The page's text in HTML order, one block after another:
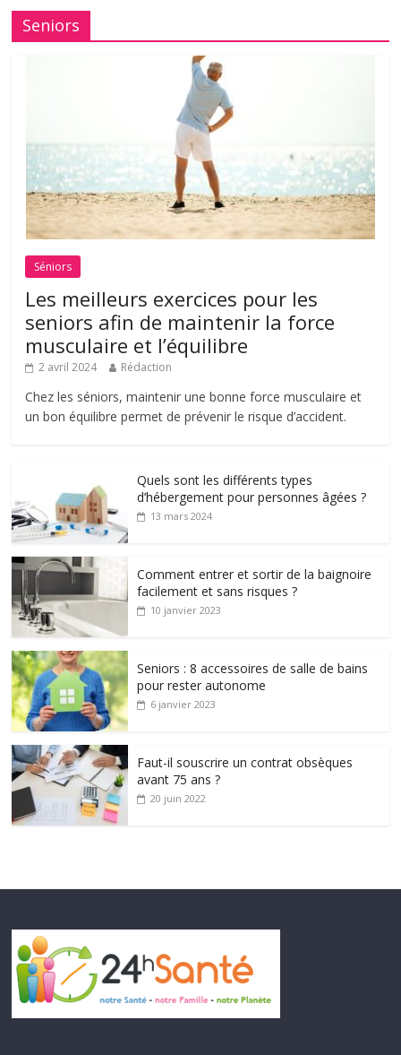
Seniors
Séniors
Les meilleurs exercices pour les
seniors afin de maintenir la force
musculaire et l’équilibre
2 avril 2024 Rédaction
Chez les séniors, maintenir une bonne force musculaire et
un bon équilibre permet de prévenir le risque d’accident.
Quels sont les différents types
d’hébergement pour personnes âgées ?
13 mars 2024
Comment entrer et sortir de la baignoire
facilement et sans risques ?
10 janvier 2023
Seniors : 8 accessoires de salle de bains
pour rester autonome
6 janvier 2023
Faut-il souscrire un contrat obsèques
avant 75 ans ?
20 juin 2022